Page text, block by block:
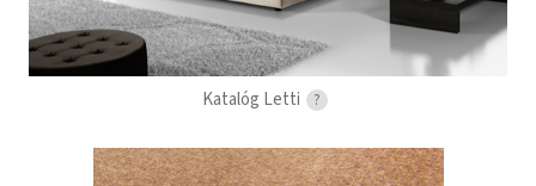
Katalóg Letti ?